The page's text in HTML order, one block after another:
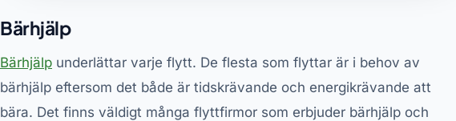
Bärhjälp
Bärhjälp underlättar varje flytt. De flesta som flyttar är i behov av
bärhjälp eftersom det både är tidskrävande och energikrävande att
bära. Det finns väldigt många flyttfirmor som erbjuder bärhjälp och